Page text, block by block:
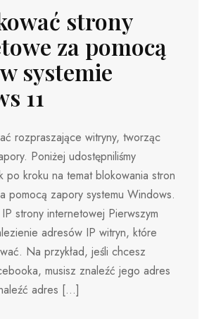
strony
za pomocą
systemie
11
rozpraszające witryny, tworząc
Poniżej udostępniliśmy
po kroku na temat blokowania stron
pomocą zapory systemu Windows.
strony internetowej Pierwszym
adresów IP witryn, które
Na przykład, jeśli chcesz
musisz znaleźć jego adres
adres […]